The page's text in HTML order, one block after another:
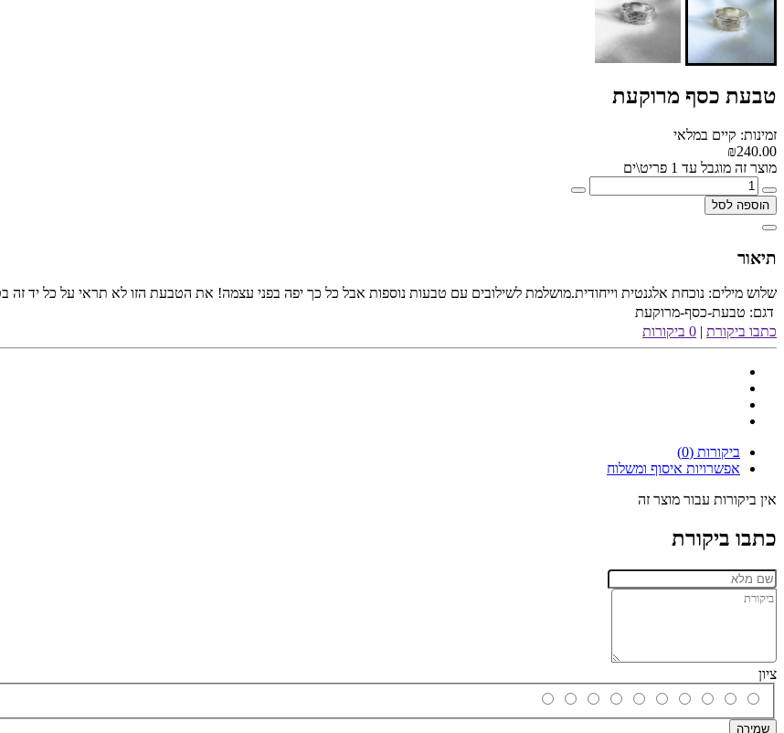
טבעת כסף מרוקעת
זמינות: קיים במלאי
₪240.00
מוצר זה מוגבל עד 1 פריט\ים
הוספה לסל
תיאור
שלוש מילים: נוכחת אלגנטית וייחודית.מושלמת לשילובים עם טבעות נוספות אבל כל כך יפה בפני עצמה! את הטבעת הזו לא תראי על כל יד
דגם: טבעת-כסף-מרוקעת
כתבו ביקורת | 0 ביקורות
ביקורות (0)
אפשרויות איסוף ומשלוח
אין ביקורות עבור מוצר זה
כתבו ביקורת
ציון
שמירה